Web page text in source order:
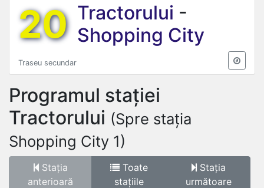
20 Tractorului -
Shopping City
Traseu secundar
Programul stației
Tractorului (Spre stația
Shopping City 1)
Stația
anterioară
Toate
stațiile
Stația
următoare